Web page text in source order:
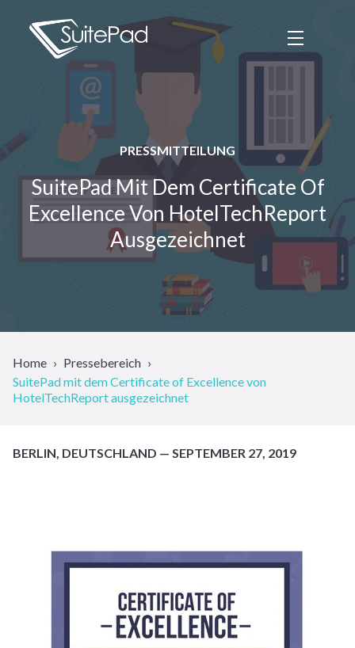
PRESSMITTEILUNG
SuitePad Mit Dem Certificate Of
Excellence Von HotelTechReport
Ausgezeichnet
Home
Pressebereich
SuitePad mit dem Certificate of Excellence von
HotelTechReport ausgezeichnet
BERLIN, DEUTSCHLAND — SEPTEMBER 27, 2019